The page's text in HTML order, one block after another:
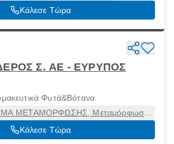
Κάλεσε Τώρα
Σ. ΑΕ - ΕΥΡΥΠΟΣ
Φυτά&Βότανα
ΜΕΤΑΜΟΡΦΩΣΗΣ, Μεταμόρφωση,
Αττική, 14452
Κάλεσε Τώρα